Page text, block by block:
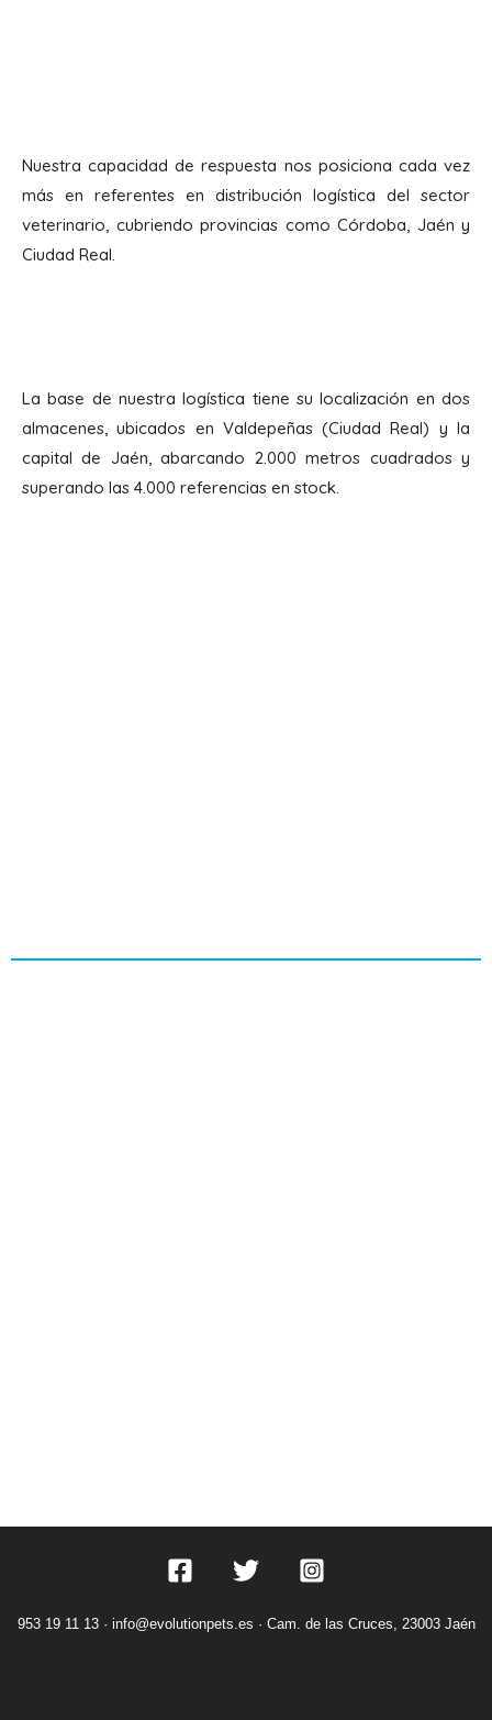
Nuestra capacidad de respuesta nos posiciona cada vez
más en referentes en distribución logística del sector
veterinario, cubriendo provincias como Córdoba, Jaén y
Ciudad Real.
La base de nuestra logística tiene su localización en dos
almacenes, ubicados en Valdepeñas (Ciudad Real) y la
capital de Jaén, abarcando 2.000 metros cuadrados y
superando las 4.000 referencias en stock.
953 19 11 13 · info@evolutionpets.es · Cam. de las Cruces, 23003 Jaén